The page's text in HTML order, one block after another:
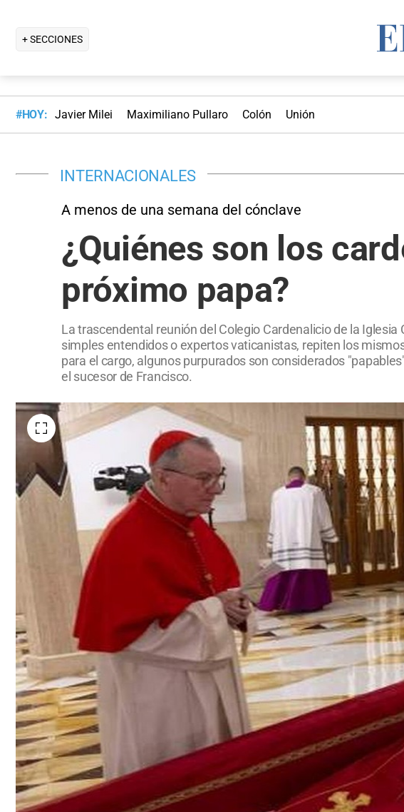
+ SECCIONES
#HOY: Javier Milei Maximiliano Pullaro Colón Unión
INTERNACIONALES
A menos de una semana del cónclave
¿Quiénes son los
próximo papa?
La trascendental reunión del Colegio Cardenalicio de la
simples entendidos o expertos vaticanistas, repiten los
para el cargo, algunos purpurados son considerados
el sucesor de Francisco.